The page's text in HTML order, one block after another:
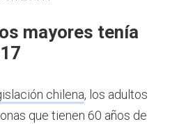
mayores tenía
chilena, los adultos
que tienen 60 años de